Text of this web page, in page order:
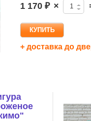
1 170 ₽ ×
+ доставка до